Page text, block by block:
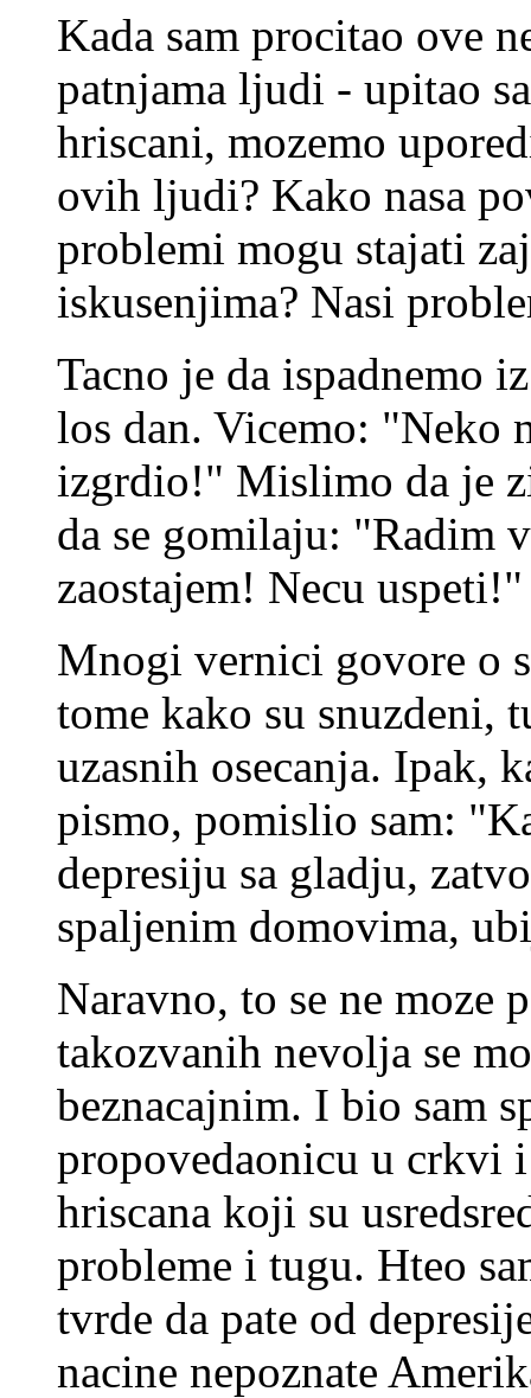
Kada sam procitao ove
patnjama ljudi - upitao
hriscani, mozemo
ovih ljudi? Kako nasa
problemi mogu stajati
iskusenjima? Nasi
Tacno je da ispadnemo
los dan. Vicemo: "Neko
izgrdio!" Mislimo da je
da se gomilaju: "Radim
zaostajem! Necu uspeti!"
Mnogi vernici govore o
tome kako su snuzdeni,
uzasnih osecanja. Ipak,
pismo, pomislio sam:
depresiju sa gladju,
spaljenim domovima,
Naravno, to se ne moze
takozvanih nevolja se
beznacajnim. I bio sam
propovedaonicu u crkvi
hriscana koji su
probleme i tugu. Hteo
tvrde da pate od
nacine nepoznate